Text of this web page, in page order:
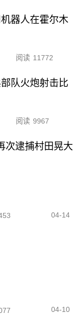
器人在霍尔木
阅读 11772
队火炮射击比
阅读 9967
次逮捕村田晃大
04-14
04-10